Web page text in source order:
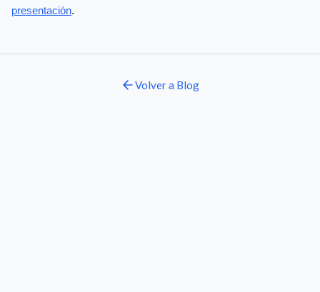
presentación.
Volver a Blog